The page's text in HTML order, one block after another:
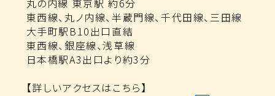
丸の内線 東京駅 約6分
東西線、丸ノ内線、半蔵門線、千代田線、三田線
大手町駅B10出口直結
東西線、銀座線、浅草線
日本橋駅A3出口より約3分
【詳しいアクセスはこちら】